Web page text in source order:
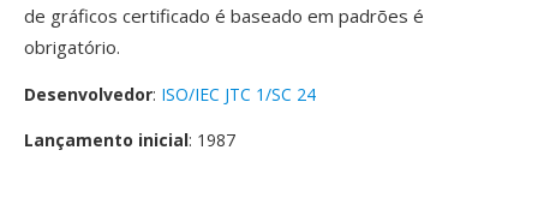
de gráficos certificado é baseado em padrões é
obrigatório.
Desenvolvedor: ISO/IEC JTC 1/SC 24
Lançamento inicial: 1987